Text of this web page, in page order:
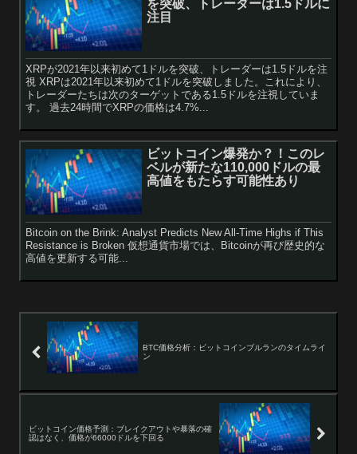
を突破、トレーダーは1.5ドルに
注目
XRPが2021年以来初めて1ドルを突破、トレーダーは1.5ドルを注
視 XRPは2021年以来初めて1ドルを突破しました。これにより、
トレーダーたちは次のターゲットである1.5ドルを注視していま
す。 過去24時間でXRPの価格は4.7%...
ビットコイン爆発か？！このレ
ベルが新たな110,000ドルの最
高値をもたらす可能性あり
Bitcoin on the Brink: Analyst Predicts New All-Time Highs if This
Resistance is Broken 仮想通貨市場では、Bitcoinが再び歴史的な
高値を更新する可能...
BTC価格分析：ビットコインブルランのタイムライ
ン
ビットコイン価格予測：ブレイクアウトや暴落の確
認はなく、価格が66000ドルを下回る